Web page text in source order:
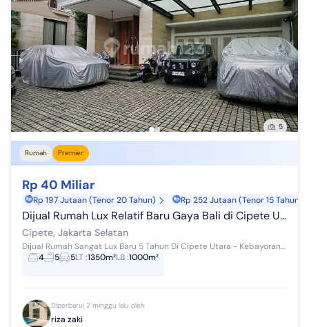
5
Rumah Premier
Rp 40 Miliar
Rp 197 Jutaan (Tenor 20 Tahun) Rp 252 Jutaan (Tenor 15 Tahun)
Dijual Rumah Lux Relatif Baru Gaya Bali di Cipete Utara, Kebayoran Baru. Luas 1350M Harga Rp.40 M
Cipete, Jakarta Selatan
Dijual Rumah Sangat Lux Baru 5 Tahun Di Cipete Utara - Kebayoran Baru Rumah Model Resort Bali Style Modern Jalan Lega, Lokasi Tenang. Cocok Untuk P...
4
5 5LT:1350m²LB:1000m²
Diperbarui 2 minggu lalu oleh
riza zaki